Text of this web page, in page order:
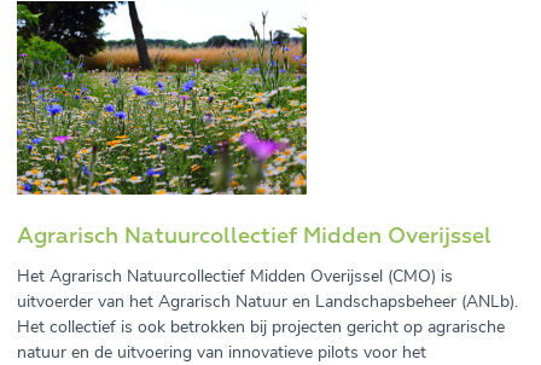
Agrarisch Natuurcollectief Midden Overijssel
Het Agrarisch Natuurcollectief Midden Overijssel (CMO) is
uitvoerder van het Agrarisch Natuur en Landschapsbeheer (ANLb).
Het collectief is ook betrokken bij projecten gericht op agrarische
natuur en de uitvoering van innovatieve pilots voor het